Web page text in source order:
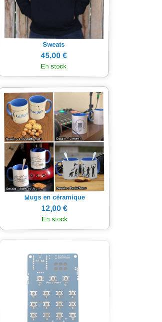
Sweats
45,00 €
En stock
Mugs en céramique
12,00 €
En stock